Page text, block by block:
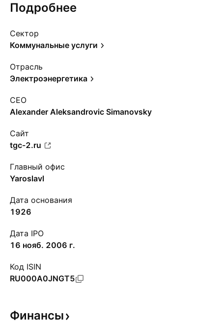
Подробнее
Сектор
Коммунальные услуги
Отрасль
Электроэнергетика
CEO
Alexander Aleksandrovic Simanovsky
Сайт
tgc-2.ru
Главный офис
Yaroslavl
Дата основания
1926
Дата IPO
16 нояб. 2006 г.
Код ISIN
RU000A0JNGT5
Финансы